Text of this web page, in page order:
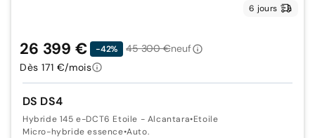
6 jours
DS DS4
Hybride 145 e-DCT6 Etoile - Alcantara•Etoile
Micro-hybride essence•Auto.
26 399 € -42% 45 300 €neuf
Dès 171 €/mois